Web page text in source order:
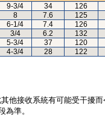
9-3/4 34 126
8 7.6 125
6-1/4 7.4 126
3/4 6.2 132
5-3/4 37 120
4-3/4 28 122
他接收系統有可能受干擾
為準。